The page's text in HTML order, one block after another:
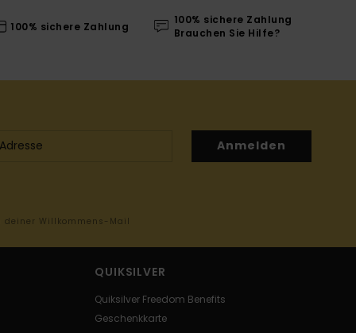
100% sichere Zahlung
100% sichere Zahlung
Brauchen Sie Hilfe?
Anmelden
Willkommens-Mail
QUIKSILVER
Quiksilver Freedom Benefits
Geschenkkarte